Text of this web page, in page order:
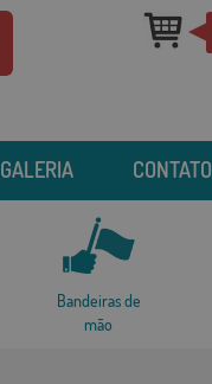
GALERIA CONTATO
Bandeiras de
mão